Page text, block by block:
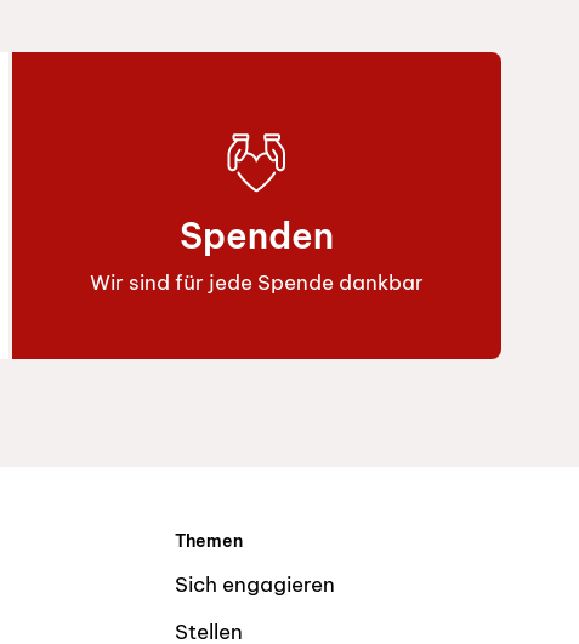
Spenden
Wir sind für jede Spende dankbar
Themen
Sich engagieren
Stellen